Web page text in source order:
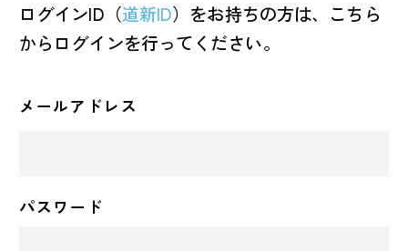
ログインID（道新ID）をお持ちの方は、こちら
からログインを行ってください。
メールアドレス
パスワード